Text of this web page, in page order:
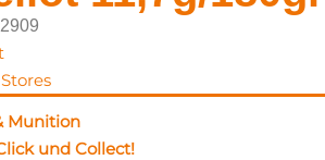
Munition
und Collect!